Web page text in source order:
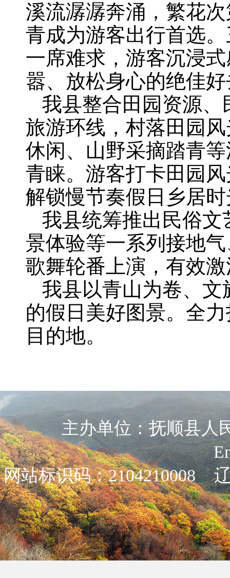
溪流潺潺奔涌，繁花
青成为游客出行首选
一席难求，游客沉浸
嚣、放松身心的绝佳
我县整合田园资源
旅游环线，村落田园
休闲、山野采摘踏青
青睐。游客打卡田园
解锁慢节奏假日乡居
我县统筹推出民俗
景体验等一系列接地
歌舞轮番上演，有效
我县以青山为卷、
的假日美好图景。全
目的地。
主办单位：抚顺县
网站标识码：2104210008